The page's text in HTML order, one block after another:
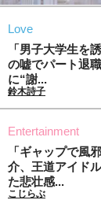
Love
「男子大学生を
の嘘でパート退
に“謝...
鈴木詩子
Entertainment
「ギャップで風
介、王道アイド
た悲壮感...
こじらぶ